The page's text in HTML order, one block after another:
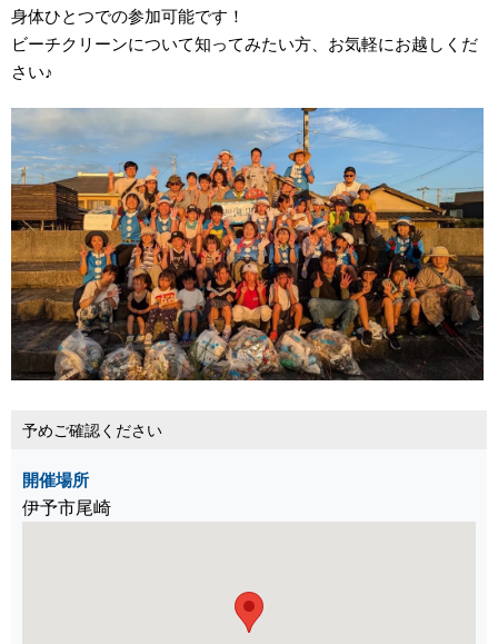
身体ひとつでの参加可能です！
ビーチクリーンについて知ってみたい方、お気軽にお越しくだ
さい♪
予めご確認ください
開催場所
伊予市尾崎